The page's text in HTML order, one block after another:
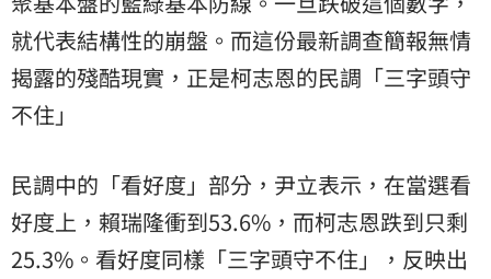
就代表結構性的崩盤。而這份最新調查簡報無情
揭露的殘酷現實，正是柯志恩的民調「三字頭守
不住」
民調中的「看好度」部分，尹立表示，在當選看
好度上，賴瑞隆衝到53.6%，而柯志恩跌到只剩
25.3%。看好度同樣「三字頭守不住」，反映出